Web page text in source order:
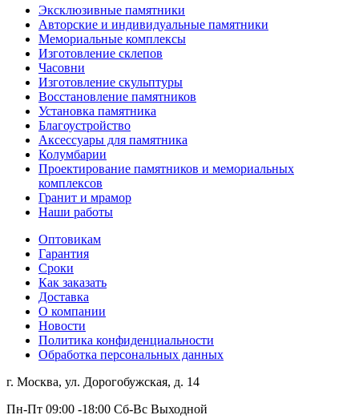
Эксклюзивные памятники
Авторские и индивидуальные памятники
Мемориальные комплексы
Изготовление склепов
Часовни
Изготовление скульптуры
Восстановление памятников
Установка памятника
Благоустройство
Аксессуары для памятника
Колумбарии
Проектирование памятников и мемориальных
комплексов
Гранит и мрамор
Наши работы
Оптовикам
Гарантия
Сроки
Как заказать
Доставка
О компании
Новости
Политика конфиденциальности
Обработка персональных данных
г. Москва, ул. Дорогобужская, д. 14
Пн-Пт 09:00 -18:00 Сб-Вс Выходной